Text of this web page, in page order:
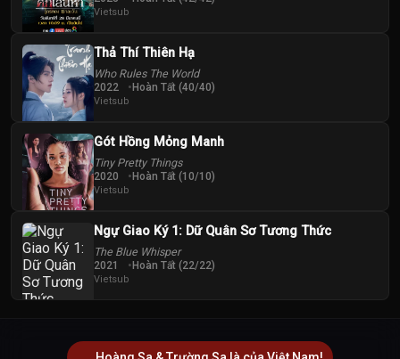
Vietsub
Thả Thí Thiên Hạ
Who Rules The World
2022 Hoàn Tất (40/40)
Vietsub
Gót Hồng Mỏng Manh
Tiny Pretty Things
2020 Hoàn Tất (10/10)
Vietsub
Ngự Giao Ký 1: Dữ Quân Sơ Tương Thức
The Blue Whisper
2021 Hoàn Tất (22/22)
Vietsub